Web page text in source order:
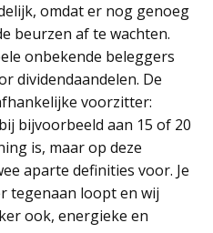
omdat er nog genoeg
beurzen af te wachten.
onbekende beleggers
dividendaandelen. De
voorzitter:
bijvoorbeeld aan 15 of 20
is, maar op deze
aparte definities voor. Je
tegenaan loopt en wij
ook, energieke en